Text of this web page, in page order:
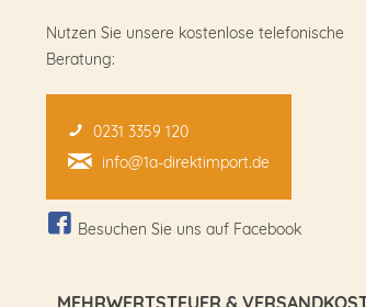
Nutzen Sie unsere kostenlose telefonische
Beratung:
0231 3359 120
info@1a-direktimport.de
Besuchen Sie uns auf Facebook
MEHRWERTSTEUER &